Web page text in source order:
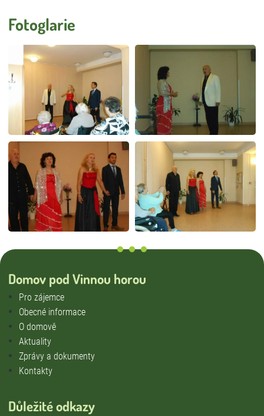
Smlouva o poskytování služeb DS a DZR
Vnitřní oznamovací systém
Fotoglarie
Domov pod Vinnou horou
Pro zájemce
Obecné informace
O domově
Aktuality
Zprávy a dokumenty
Kontakty
Důležité odkazy